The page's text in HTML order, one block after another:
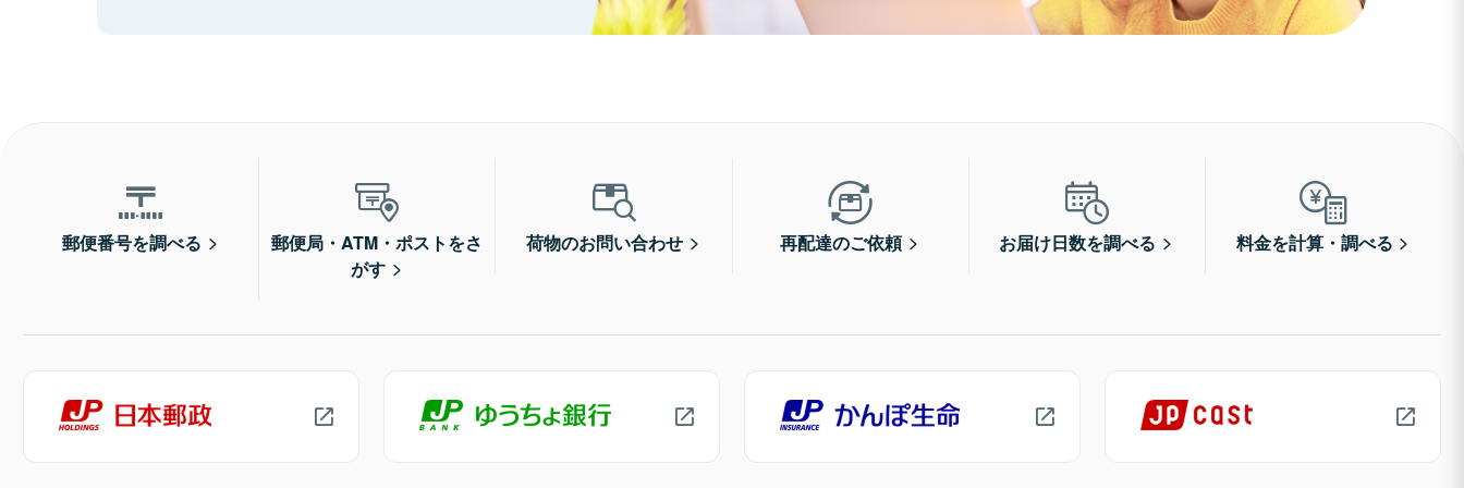
郵便番号を調べる
郵便局・ATM・ポストをさ
がす
荷物のお問い合わせ 再配達のご依頼 お届け日数を調べる 料金を計算・調べる